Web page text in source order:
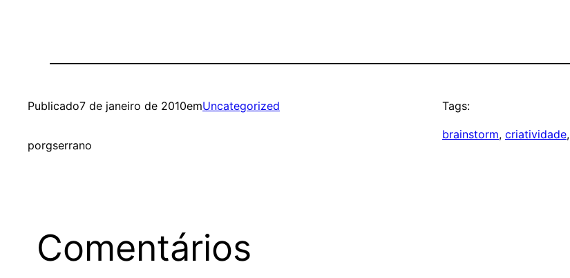
Publicado7 de janeiro de 2010emUncategorized
porgserrano
Tags:
brainstorm, criatividade,
Comentários